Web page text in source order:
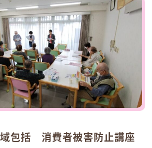
域包括 消費者被害防止講座